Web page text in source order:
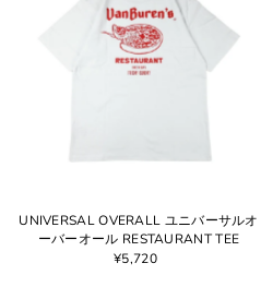
UNIVERSAL OVERALL ユニバーサルオ
ーバーオール RESTAURANT TEE
¥5,720